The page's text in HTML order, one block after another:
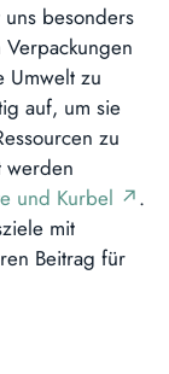
besonders
Umwelt zu
auf, um sie
zu
werden
und Kurbel ↗.
mit
Beitrag für